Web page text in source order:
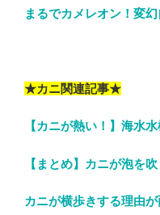
まるでカメレオン！変
★カニ関連記事★
【カニが熱い！】海水
【まとめ】カニが泡を
カニが横歩きする理由が